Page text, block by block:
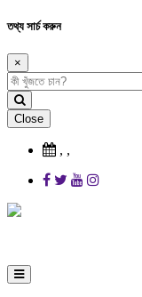
তথ্য সার্চ করুন
×
Close
, ,